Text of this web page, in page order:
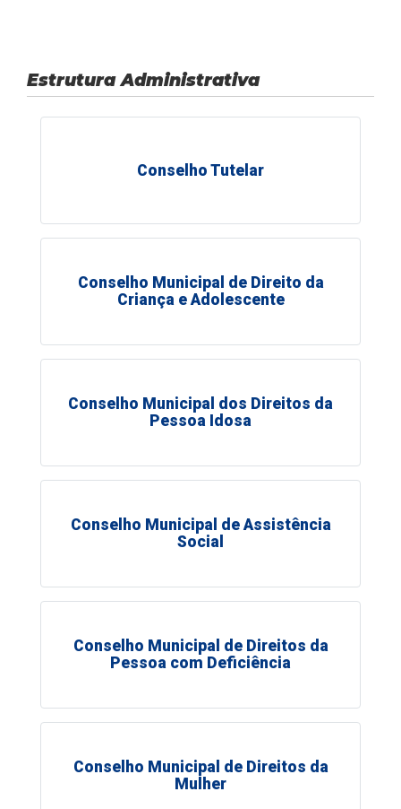
Estrutura Administrativa
Conselho Tutelar
Conselho Municipal de Direito da
Criança e Adolescente
Conselho Municipal dos Direitos da
Pessoa Idosa
Conselho Municipal de Assistência
Social
Conselho Municipal de Direitos da
Pessoa com Deficiência
Conselho Municipal de Direitos da
Mulher